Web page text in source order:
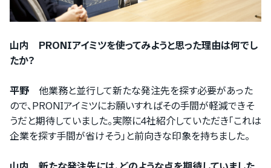
山内 PRONIアイミツを使ってみようと思った理由は何でし
たか？
平野 他業務と並行して新たな発注先を探す必要があった
ので、PRONIアイミツにお願いすればその手間が軽減できそ
うだと期待していました。実際に4社紹介していただき「これは
企業を探す手間が省けそう」と前向きな印象を持ちました。